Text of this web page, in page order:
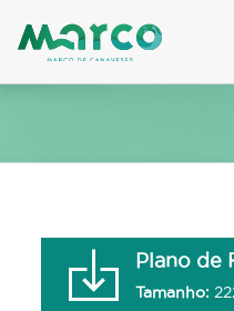
to
Plano de
Tamanho: